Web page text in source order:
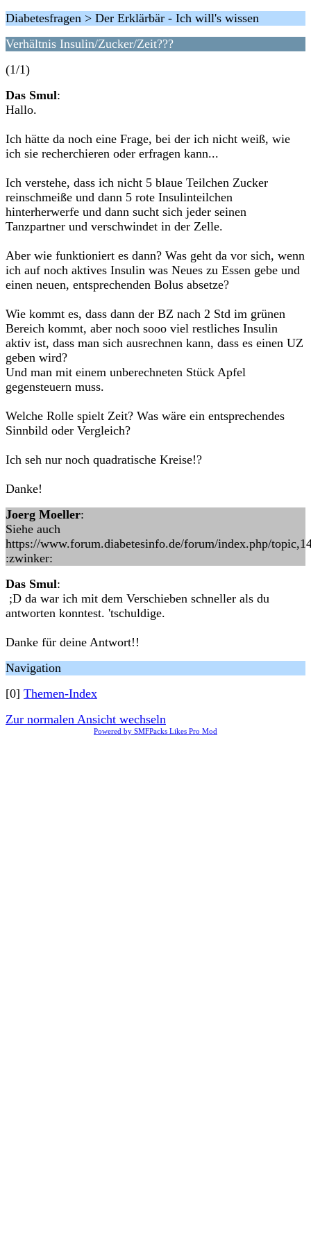
Diabetesfragen > Der Erklärbär - Ich will's wissen
Verhältnis Insulin/Zucker/Zeit???
(1/1)
Das Smul:
Hallo.
Ich hätte da noch eine Frage, bei der ich nicht weiß, wie
ich sie recherchieren oder erfragen kann...
Ich verstehe, dass ich nicht 5 blaue Teilchen Zucker
reinschmeiße und dann 5 rote Insulinteilchen
hinterherwerfe und dann sucht sich jeder seinen
Tanzpartner und verschwindet in der Zelle.
Aber wie funktioniert es dann? Was geht da vor sich, wenn
ich auf noch aktives Insulin was Neues zu Essen gebe und
einen neuen, entsprechenden Bolus absetze?
Wie kommt es, dass dann der BZ nach 2 Std im grünen
Bereich kommt, aber noch sooo viel restliches Insulin
aktiv ist, dass man sich ausrechnen kann, dass es einen UZ
geben wird?
Und man mit einem unberechneten Stück Apfel
gegensteuern muss.
Welche Rolle spielt Zeit? Was wäre ein entsprechendes
Sinnbild oder Vergleich?
Ich seh nur noch quadratische Kreise!?
Danke!
Joerg Moeller:
Siehe auch
https://www.forum.diabetesinfo.de/forum/index.php/
:zwinker:
Das Smul:
;D da war ich mit dem Verschieben schneller als du
antworten konntest. 'tschuldige.
Danke für deine Antwort!!
Navigation
[0] Themen-Index
Zur normalen Ansicht wechseln
Powered by SMFPacks Likes Pro Mod